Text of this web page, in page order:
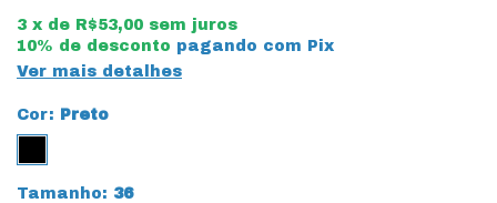
3 x de R$53,00 sem juros
10% de desconto pagando com Pix
Ver mais detalhes
Cor: Preto
Tamanho: 36